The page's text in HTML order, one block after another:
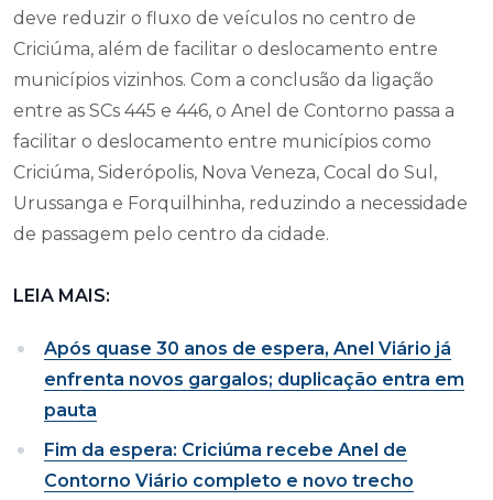
deve reduzir o fluxo de veículos no centro de
Criciúma, além de facilitar o deslocamento entre
municípios vizinhos. Com a conclusão da ligação
entre as SCs 445 e 446, o Anel de Contorno passa a
facilitar o deslocamento entre municípios como
Criciúma, Siderópolis, Nova Veneza, Cocal do Sul,
Urussanga e Forquilhinha, reduzindo a necessidade
de passagem pelo centro da cidade.
LEIA MAIS:
Após quase 30 anos de espera, Anel Viário já
enfrenta novos gargalos; duplicação entra em
pauta
Fim da espera: Criciúma recebe Anel de
Contorno Viário completo e novo trecho